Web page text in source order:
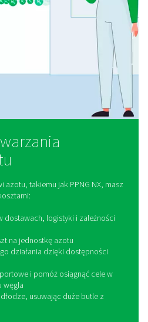
laserowe
gazu
szybkość i jakość, ale tylko
(azot, tlen lub
wymagania:
, aby nadążyć za
o dużej mocy
, aby uniknąć utleniania i